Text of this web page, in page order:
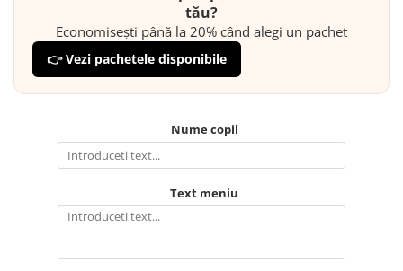
tău?
Economisești până la 20% când alegi un pachet
👉 Vezi pachetele disponibile
Nume copil
Text meniu